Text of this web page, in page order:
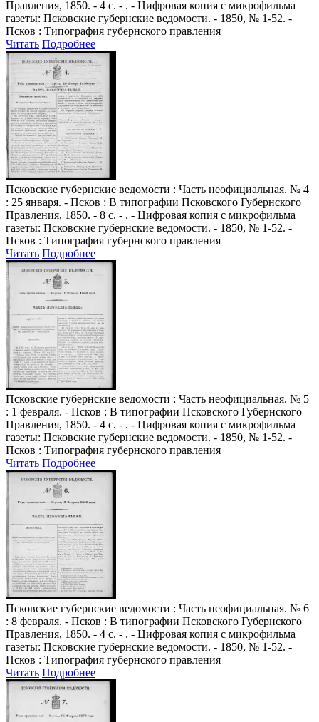
Правления, 1850. - 4 с. - . - Цифровая копия с микрофильма
газеты: Псковские губернские ведомости. - 1850, № 1-52. -
Псков : Типография губернского правления
Читать Подробнее
Псковские губернские ведомости : Часть неофициальная. № 4
: 25 января. - Псков : В типографии Псковского Губернского
Правления, 1850. - 8 с. - . - Цифровая копия с микрофильма
газеты: Псковские губернские ведомости. - 1850, № 1-52. -
Псков : Типография губернского правления
Читать Подробнее
Псковские губернские ведомости : Часть неофициальная. № 5
: 1 февраля. - Псков : В типографии Псковского Губернского
Правления, 1850. - 4 с. - . - Цифровая копия с микрофильма
газеты: Псковские губернские ведомости. - 1850, № 1-52. -
Псков : Типография губернского правления
Читать Подробнее
Псковские губернские ведомости : Часть неофициальная. № 6
: 8 февраля. - Псков : В типографии Псковского Губернского
Правления, 1850. - 4 с. - . - Цифровая копия с микрофильма
газеты: Псковские губернские ведомости. - 1850, № 1-52. -
Псков : Типография губернского правления
Читать Подробнее